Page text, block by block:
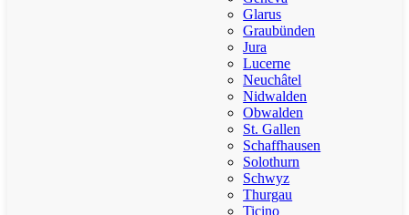
Glarus
Graubünden
Jura
Lucerne
Neuchâtel
Nidwalden
Obwalden
St. Gallen
Schaffhausen
Solothurn
Schwyz
Thurgau
Ticino